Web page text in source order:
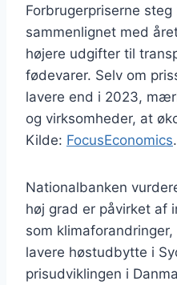
Forbrugerpriserne
sammenlignet med
højere udgifter til
fødevarer. Selv om
lavere end i 2023,
og virksomheder, at
Kilde: FocusEconomics.
Nationalbanken
høj grad er påvirket af
som
lavere høstudbytte i
prisudviklingen i